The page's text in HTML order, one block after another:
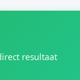
resultaat